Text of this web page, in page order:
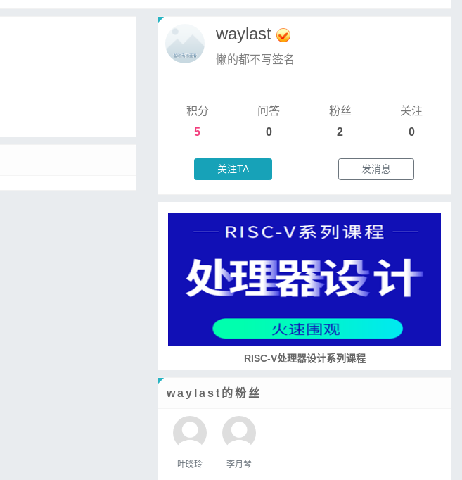
waylast
懒的都不写签名
积分
5
问答
0
粉丝
2
关注
0
关注TA 发消息
培养RISC-V大学土壤 共建RISC-V教育生态
waylast的粉丝
叶晓玲 李月琴